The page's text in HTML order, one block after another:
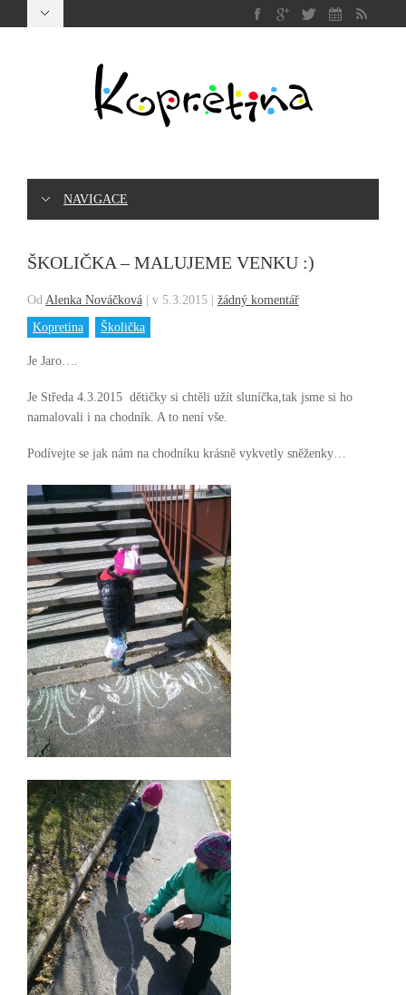
NAVIGACE
ŠKOLIČKA – MALUJEME VENKU :)
Od Alenka Nováčková v 5.3.2015
žádný komentář
Kopretina
Školička
Je Jaro….
Je Středa 4.3.2015 dětičky si chtěli užít sluníčka,tak jsme si ho
namalovali i na chodník. A to není vše.
Podívejte se jak nám na chodníku krásně vykvetly sněženky…